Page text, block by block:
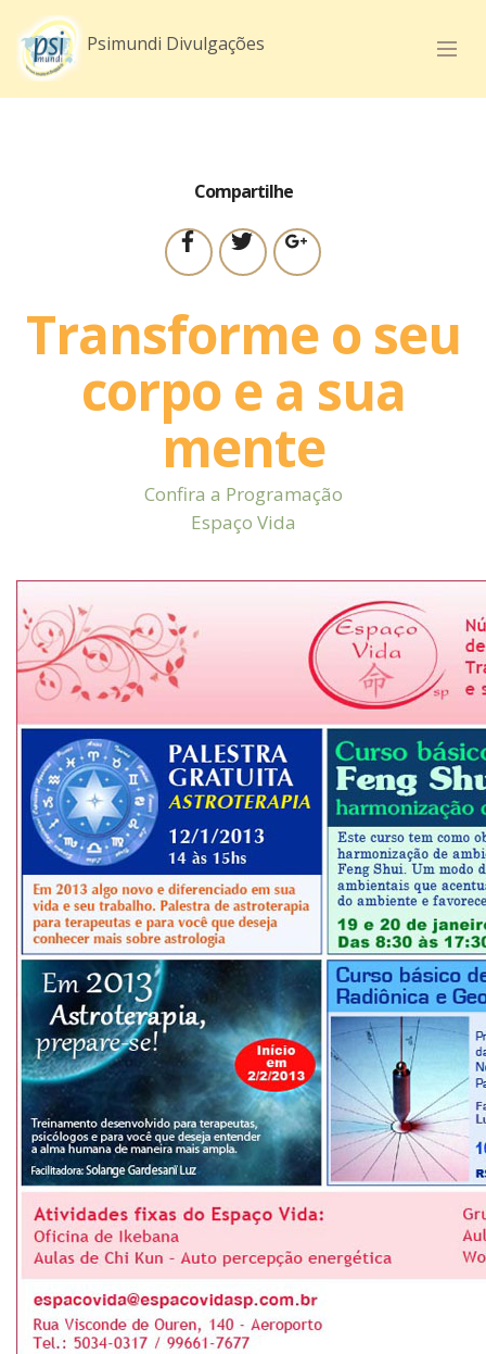
mobirise.com
Psimundi Divulgações
Psimundi.com.br
Compartilhe
Transforme o seu
corpo e a sua
mente
Confira a Programação
Espaço Vida